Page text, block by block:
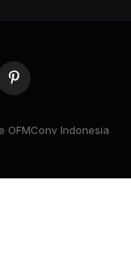
Pinterest
OFMConv Indonesia